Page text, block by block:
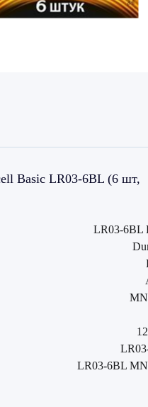
Basic LR03-6BL (6 шт,
LR03-6BL
LR03-6BL